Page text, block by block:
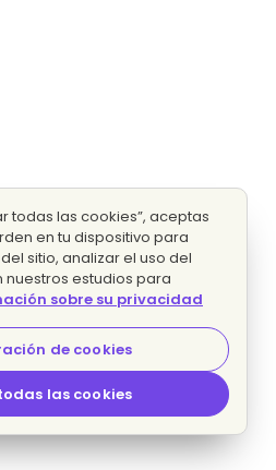
todas las cookies”, aceptas
en tu dispositivo para
sitio, analizar el uso del
estudios para
sobre su privacidad
de cookies
las cookies